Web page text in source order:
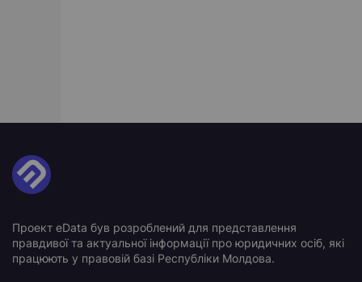
Проект eData був розроблений для представлення
правдивої та актуальної інформації про юридичних осіб, які
працюють у правовій базі Республіки Молдова.